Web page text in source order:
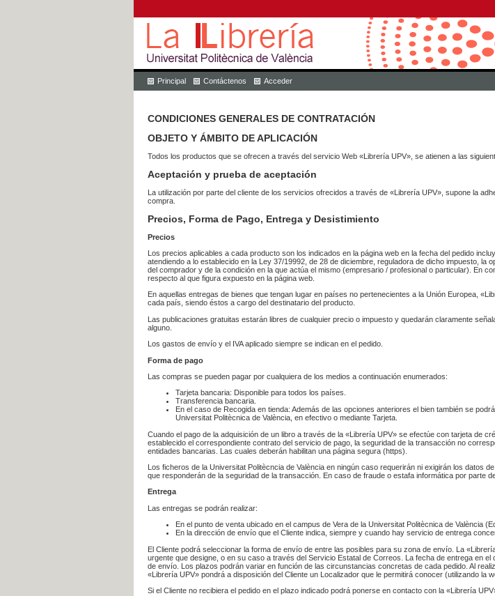
Principal Contáctenos Acceder
CONDICIONES GENERALES DE CONTRATACIÓN
OBJETO Y ÁMBITO DE APLICACIÓN
Todos los productos que se ofrecen a través del servicio Web «Librería UPV», se atienen a las
Aceptación y prueba de aceptación
La utilización por parte del cliente de los servicios ofrecidos a través de «Librería UPV», supone la
compra.
Precios, Forma de Pago, Entrega y Desistimiento
Precios
Los precios aplicables a cada producto son los indicados en la página web en la fecha del pedido
atendiendo a lo establecido en la Ley 37/19992, de 28 de diciembre, reguladora de dicho impuesto,
del comprador y de la condición en la que actúa el mismo (empresario / profesional o particular). En
respecto al que figura expuesto en la página web.
En aquellas entregas de bienes que tengan lugar en países no pertenecientes a la Unión Europea,
cada país, siendo éstos a cargo del destinatario del producto.
Las publicaciones gratuitas estarán libres de cualquier precio o impuesto y quedarán claramente
alguno.
Los gastos de envío y el IVA aplicado siempre se indican en el pedido.
Forma de pago
Las compras se pueden pagar por cualquiera de los medios a continuación enumerados:
Tarjeta bancaria: Disponible para todos los países.
Transferencia bancaria.
En el caso de Recogida en tienda: Además de las opciones anteriores el bien también se
Universitat Politècnica de València, en efectivo o mediante Tarjeta.
Cuando el pago de la adquisición de un libro a través de la «Librería UPV» se efectúe con tarjeta de
establecido el correspondiente contrato del servicio de pago, la seguridad de la transacción no
entidades bancarias. Las cuales deberán habilitan una página segura (https).
Los ficheros de la Universitat Politècncia de València en ningún caso requerirán ni exigirán los datos
que responderán de la seguridad de la transacción. En caso de fraude o estafa informática por parte
Entrega
Las entregas se podrán realizar:
En el punto de venta ubicado en el campus de Vera de la Universitat Politècnica de València
En la dirección de envío que el Cliente indica, siempre y cuando hay servicio de entrega
El Cliente podrá seleccionar la forma de envío de entre las posibles para su zona de envío. La
urgente que designe, o en su caso a través del Servicio Estatal de Correos. La fecha de entrega en
de envío. Los plazos podrán variar en función de las circunstancias concretas de cada pedido. Al
«Librería UPV» pondrá a disposición del Cliente un Localizador que le permitirá conocer (utilizando la
Si el Cliente no recibiera el pedido en el plazo indicado podrá ponerse en contacto con la «Librería